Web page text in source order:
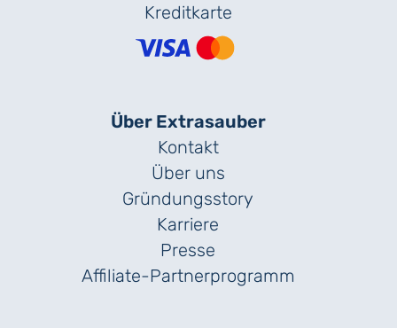
Kreditkarte
Über Extrasauber
Kontakt
Über uns
Gründungs­story
Karriere
Presse
Affiliate-Partnerprogramm